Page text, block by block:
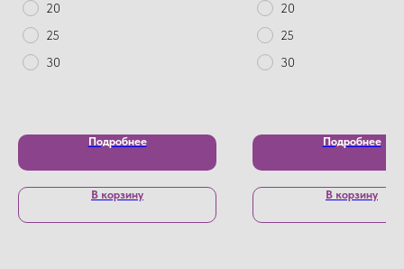
20
25
30
Подробнее
В корзину
20
25
30
Подробнее
В корзину